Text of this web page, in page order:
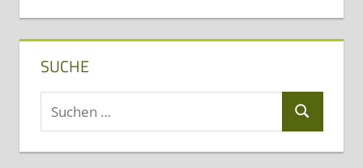
SUCHE
Suchen
nach:
Suchen